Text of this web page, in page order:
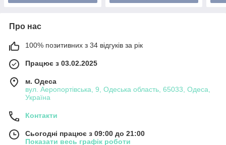
Про нас
100% позитивних з 34 відгуків за рік
Працює з 03.02.2025
м. Одеса
вул. Аеропортівська, 9, Одеська область, 65033, Одеса,
Україна
Контакти
Сьогодні працює з 09:00 до 21:00
Показати весь графік роботи